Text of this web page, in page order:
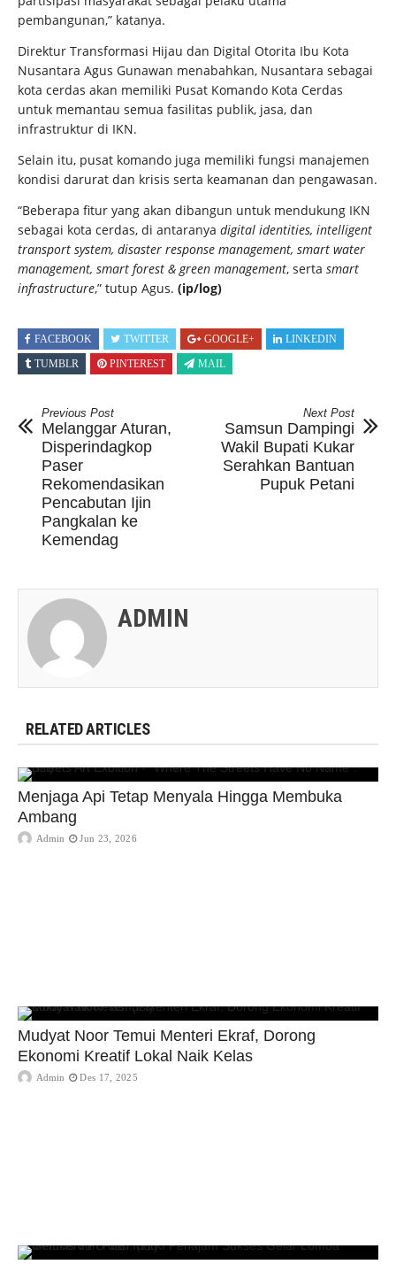
pembangunan,” katanya.
Direktur Transformasi Hijau dan Digital Otorita Ibu Kota
Nusantara Agus Gunawan menabahkan, Nusantara sebagai
kota cerdas akan memiliki Pusat Komando Kota Cerdas
untuk memantau semua fasilitas publik, jasa, dan
infrastruktur di IKN.
Selain itu, pusat komando juga memiliki fungsi manajemen
kondisi darurat dan krisis serta keamanan dan pengawasan.
“Beberapa fitur yang akan dibangun untuk mendukung IKN
sebagai kota cerdas, di antaranya digital identities, intelligent
transport system, disaster response management, smart water
management, smart forest & green management, serta smart
infrastructure,” tutup Agus. (ip/log)
FACEBOOK TWITTER GOOGLE+
LINKEDIN
TUMBLR
PINTEREST MAIL
Previous Post
Melanggar Aturan,
Disperindagkop
Paser
Rekomendasikan
Pencabutan Ijin
Pangkalan ke
Kemendag
Next Post
Samsun Dampingi
Wakil Bupati Kukar
Serahkan Bantuan
Pupuk Petani
ADMIN
RELATED ARTICLES
Menjaga Api Tetap Menyala Hingga Membuka
Ambang
Admin Jun 23, 2026
Mudyat Noor Temui Menteri Ekraf, Dorong
Ekonomi Kreatif Lokal Naik Kelas
Admin Des 17, 2025